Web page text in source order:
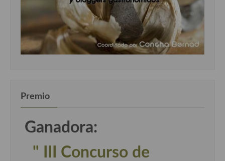
Premio
Ganadora:
" III Concurso de